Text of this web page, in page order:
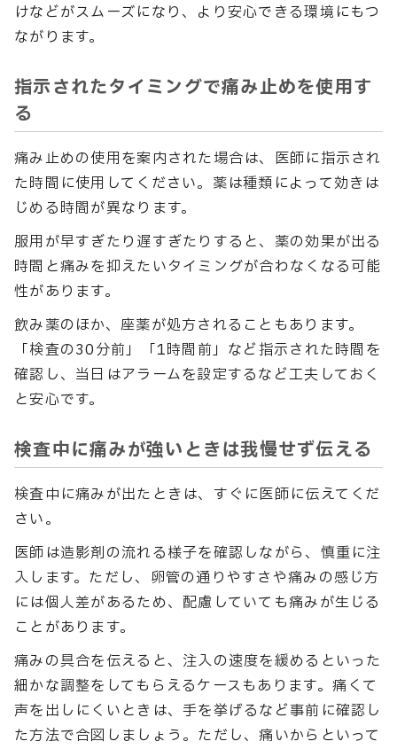
けなどがスムーズになり、より安心できる環境にもつ
ながります。
指示されたタイミングで痛み止めを使用す
る
痛み止めの使用を案内された場合は、医師に指示され
た時間に使用してください。薬は種類によって効きは
じめる時間が異なります。
服用が早すぎたり遅すぎたりすると、薬の効果が出る
時間と痛みを抑えたいタイミングが合わなくなる可能
性があります。
飲み薬のほか、座薬が処方されることもあります。
「検査の30分前」「1時間前」など指示された時間を
確認し、当日はアラームを設定するなど工夫しておく
と安心です。
検査中に痛みが強いときは我慢せず伝える
検査中に痛みが出たときは、すぐに医師に伝えてくだ
さい。
医師は造影剤の流れる様子を確認しながら、慎重に注
入します。ただし、卵管の通りやすさや痛みの感じ方
には個人差があるため、配慮していても痛みが生じる
ことがあります。
痛みの具合を伝えると、注入の速度を緩めるといった
細かな調整をしてもらえるケースもあります。痛くて
声を出しにくいときは、手を挙げるなど事前に確認し
た方法で合図しましょう。ただし、痛いからといって